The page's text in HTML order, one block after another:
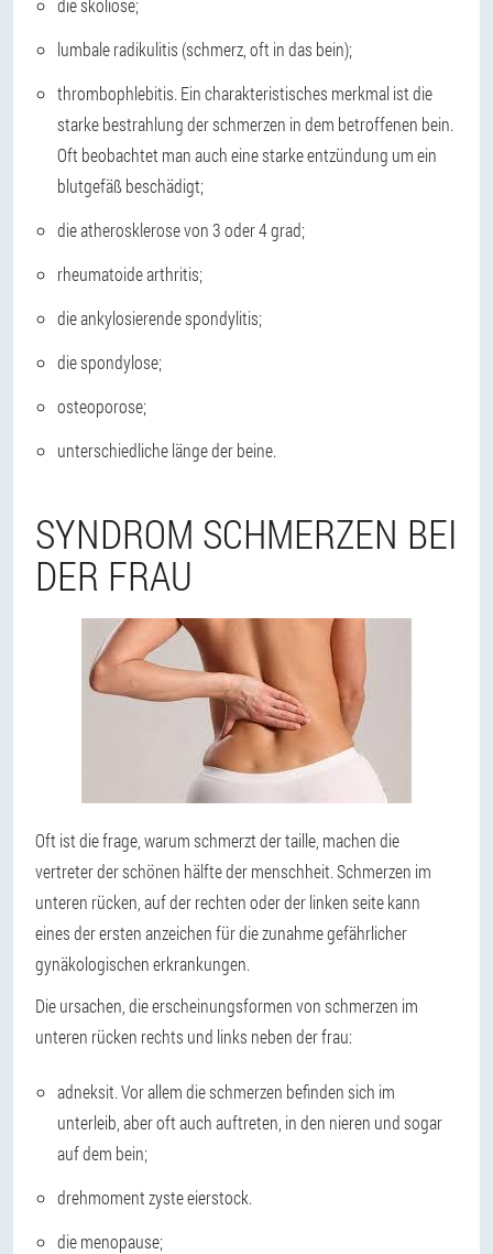
die skoliose;
lumbale radikulitis (schmerz, oft in das bein);
thrombophlebitis. Ein charakteristisches merkmal ist die
starke bestrahlung der schmerzen in dem betroffenen bein.
Oft beobachtet man auch eine starke entzündung um ein
blutgefäß beschädigt;
die atherosklerose von 3 oder 4 grad;
rheumatoide arthritis;
die ankylosierende spondylitis;
die spondylose;
osteoporose;
unterschiedliche länge der beine.
SYNDROM SCHMERZEN BEI
DER FRAU
Oft ist die frage, warum schmerzt der taille, machen die
vertreter der schönen hälfte der menschheit. Schmerzen im
unteren rücken, auf der rechten oder der linken seite kann
eines der ersten anzeichen für die zunahme gefährlicher
gynäkologischen erkrankungen.
Die ursachen, die erscheinungsformen von schmerzen im
unteren rücken rechts und links neben der frau:
adneksit. Vor allem die schmerzen befinden sich im
unterleib, aber oft auch auftreten, in den nieren und sogar
auf dem bein;
drehmoment zyste eierstock.
die menopause;